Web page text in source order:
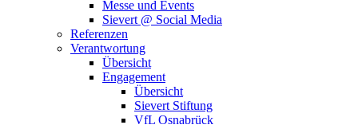
Messe und Events
Sievert @ Social Media
Referenzen
Verantwortung
Übersicht
Engagement
Übersicht
Sievert Stiftung
VfL Osnabrück